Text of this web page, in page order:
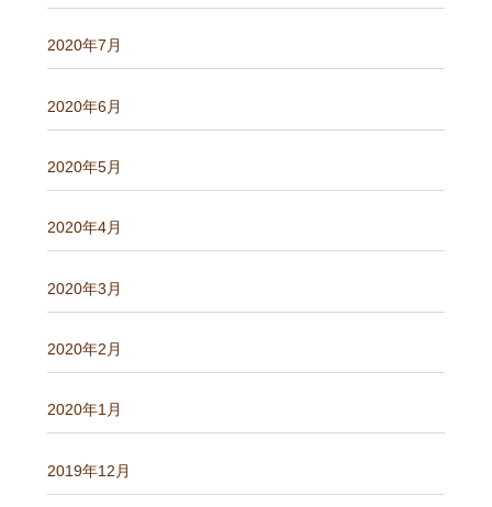
2020年7月
2020年6月
2020年5月
2020年4月
2020年3月
2020年2月
2020年1月
2019年12月